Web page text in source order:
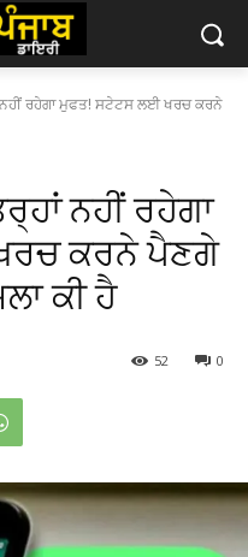
ਰਹੇਗਾ ਮੁਫਤ! ਸਟੇਟਸ ਲਈ ਖਰਚ ਕਰਨੇ
ਨਹੀਂ ਰਹੇਗਾ
ਕਰਨੇ ਪੈਣਗੇ
ਕੀ ਹੈ
0
52